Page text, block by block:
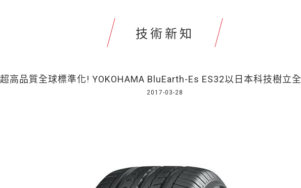
技術新知
超高品質全球標準化! YOKOHAMA BluEarth-Es ES32以日本科技樹立
2017-03-28